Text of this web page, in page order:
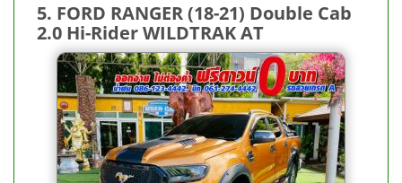
5. FORD RANGER (18-21) Double Cab
2.0 Hi-Rider WILDTRAK AT